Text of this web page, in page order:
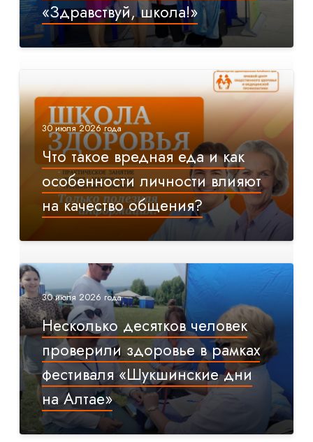
«Здравствуй, школа!»
30 июля 2026 года
Что такое вредная еда и как
особенности личности влияют
на качество общения?
30 июля 2026 года
Несколько десятков человек
проверили здоровье в рамках
фестиваля «Шукшинские дни
на Алтае»